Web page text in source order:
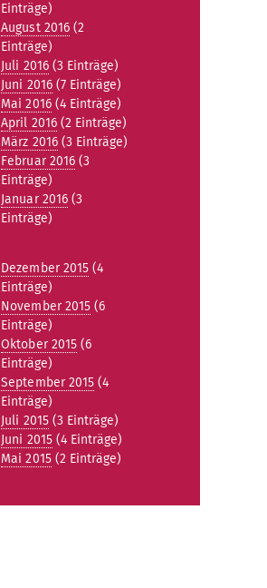
Einträge)
August 2016 (2
Einträge)
Juli 2016(3 Einträge)
Juni 2016(7 Einträge)
Mai 2016(4 Einträge)
April 2016 (2 Einträge)
März 2016(3 Einträge)
Februar 2016 (3
Einträge)
Januar 2016 (3
Einträge)
Dezember 2015 (4
Einträge)
November 2015 (6
Einträge)
Oktober 2015 (6
Einträge)
September 2015 (4
Einträge)
Juli 2015(3 Einträge)
Juni 2015(4 Einträge)
Mai 2015(2 Einträge)